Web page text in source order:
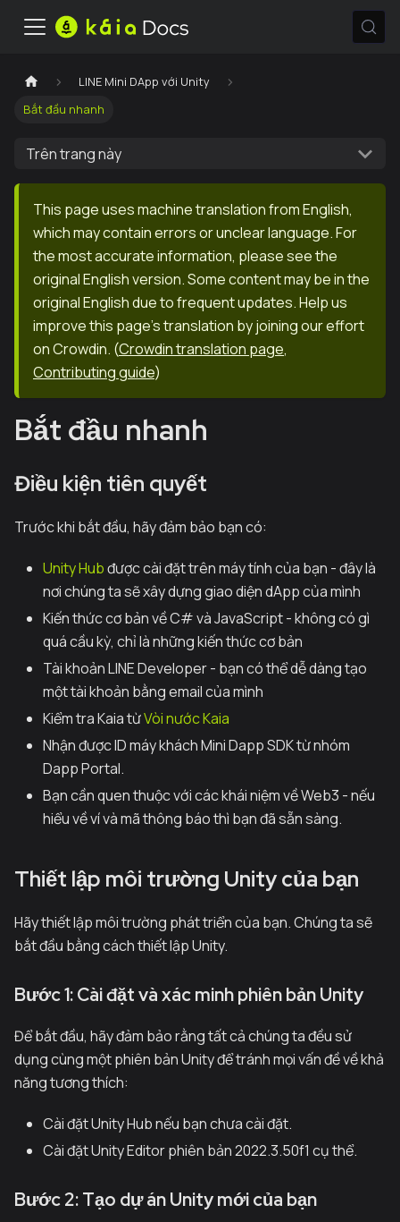
LINE Mini DApp với Unity
Bắt đầu nhanh
Trên trang này
This page uses machine translation from English,
which may contain errors or unclear language. For
the most accurate information, please see the
original English version. Some content may be in the
original English due to frequent updates. Help us
improve this page's translation by joining our effort
on Crowdin. (Crowdin translation page,
Contributing guide)
Bắt đầu nhanh
Điều kiện tiên quyết
Trước khi bắt đầu, hãy đảm bảo bạn có:
Unity Hubđược cài đặt trên máy tính của bạn - đây là
nơi chúng ta sẽ xây dựng giao diện dApp của mình
Kiến thức cơ bản về C# và JavaScript - không có gì
quá cầu kỳ, chỉ là những kiến thức cơ bản
Tài khoản LINE Developer - bạn có thể dễ dàng tạo
một tài khoản bằng email của mình
Kiểm tra Kaia từVòi nước Kaia
Nhận được ID máy khách Mini Dapp SDK từ nhóm
Dapp Portal.
Bạn cần quen thuộc với các khái niệm về Web3 - nếu
hiểu về ví và mã thông báo thì bạn đã sẵn sàng.
Thiết lập môi trường Unity của bạn
Hãy thiết lập môi trường phát triển của bạn. Chúng ta sẽ
bắt đầu bằng cách thiết lập Unity.
Bước 1: Cài đặt và xác minh phiên bản Unity
Để bắt đầu, hãy đảm bảo rằng tất cả chúng ta đều sử
dụng cùng một phiên bản Unity để tránh mọi vấn đề về khả
năng tương thích:
Cài đặt Unity Hub nếu bạn chưa cài đặt.
Cài đặt Unity Editor phiên bản 2022.3.50f1 cụ thể.
Bước 2: Tạo dự án Unity mới của bạn